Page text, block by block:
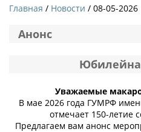
Главная Новости / 08-05-2026
Анонс
Уважаемые
В мае 2026 года ГУМРФ
отмечает 150-летие
Предлагаем вам анонс